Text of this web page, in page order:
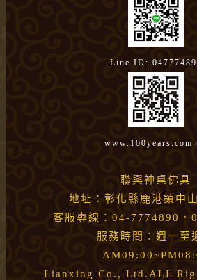
Line ID:
聯興神桌佛具
地址：彰化縣鹿港鎮中
客服專線：04-7774890・
服務時間：週一至
Lianxing Co., Ltd.ALL